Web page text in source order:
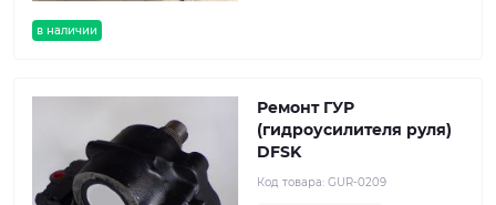
в наличии
Ремонт ГУР
(гидроусилителя руля)
DFSK
Код товара: GUR-0209